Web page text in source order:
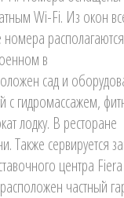
Wi-Fi. Из окон
в
сад и
с гидромассажем,
лодку. В ресторане
Также сервируется
центра
частный